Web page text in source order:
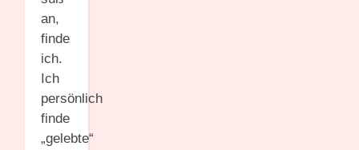
an,
finde
ich.
Ich
persönlich
finde
„gelebte“